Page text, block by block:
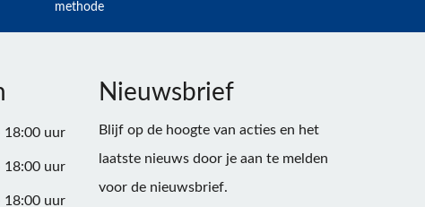
methode
18:00 uur
18:00 uur
18:00 uur
Nieuwsbrief
Blijf op de hoogte van acties en het
laatste nieuws door je aan te melden
voor de nieuwsbrief.